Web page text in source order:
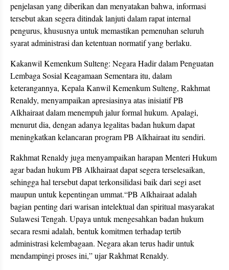
penjelasan yang diberikan dan menyatakan bahwa, informasi
tersebut akan segera ditindak lanjuti dalam rapat internal
pengurus, khususnya untuk memastikan pemenuhan seluruh
syarat administrasi dan ketentuan normatif yang berlaku.
Kakanwil Kemenkum Sulteng: Negara Hadir dalam Penguatan
Lembaga Sosial Keagamaan Sementara itu, dalam
keterangannya, Kepala Kanwil Kemenkum Sulteng, Rakhmat
Renaldy, menyampaikan apresiasinya atas inisiatif PB
Alkhairaat dalam menempuh jalur formal hukum. Apalagi,
menurut dia, dengan adanya legalitas badan hukum dapat
meningkatkan kelancaran program PB Alkhairaat itu sendiri.
Rakhmat Renaldy juga menyampaikan harapan Menteri Hukum
agar badan hukum PB Alkhairaat dapat segera terselesaikan,
sehingga hal tersebut dapat terkonsilidasi baik dari segi aset
maupun untuk kepentingan ummat.“PB Alkhairaat adalah
bagian penting dari warisan intelektual dan spiritual masyarakat
Sulawesi Tengah. Upaya untuk mengesahkan badan hukum
secara resmi adalah, bentuk komitmen terhadap tertib
administrasi kelembagaan. Negara akan terus hadir untuk
mendampingi proses ini,” ujar Rakhmat Renaldy.